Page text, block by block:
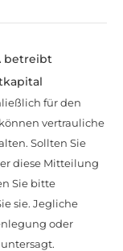
betreibt
für den
vertrauliche
Sollten Sie
diese Mitteilung
Sie bitte
sie. Jegliche
oder